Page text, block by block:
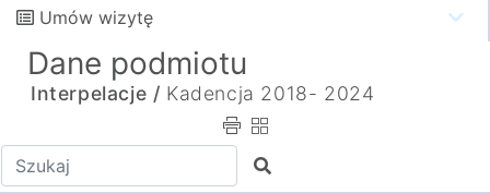
Umów wizytę
Dane podmiotu
Interpelacje / Kadencja 2018- 2024
Wpisz tekst do wyszukania Szukaj